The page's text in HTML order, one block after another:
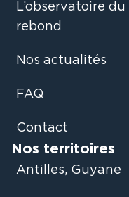
L’observatoire du
rebond
Nos actualités
FAQ
Contact
Nos territoires
Antilles, Guyane